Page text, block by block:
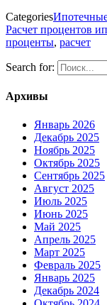
Categories
Расчет процентов
проценты, расчет
Search for:
Архивы
Январь 2026
Декабрь 2025
Ноябрь 2025
Октябрь 2025
Сентябрь 2025
Август 2025
Июль 2025
Июнь 2025
Май 2025
Апрель 2025
Март 2025
Февраль 2025
Январь 2025
Декабрь 2024